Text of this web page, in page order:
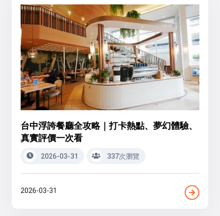
台中浮誇餐廳全攻略｜打卡熱點、夢幻體驗、
真實評價一次看
2026-03-31 337次瀏覽
2026-03-31